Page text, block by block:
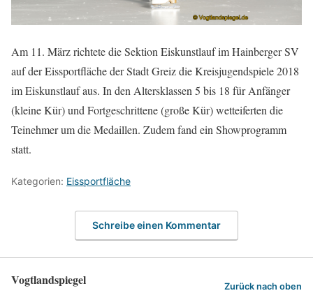
Am 11. März richtete die Sektion Eiskunstlauf im Hainberger SV
auf der Eissportfläche der Stadt Greiz die Kreisjugendspiele 2018
im Eiskunstlauf aus. In den Altersklassen 5 bis 18 für Anfänger
(kleine Kür) und Fortgeschrittene (große Kür) wetteiferten die
Teinehmer um die Medaillen. Zudem fand ein Showprogramm
statt.
Kategorien: Eissportfläche
Schreibe einen Kommentar
Vogtlandspiegel Zurück nach oben